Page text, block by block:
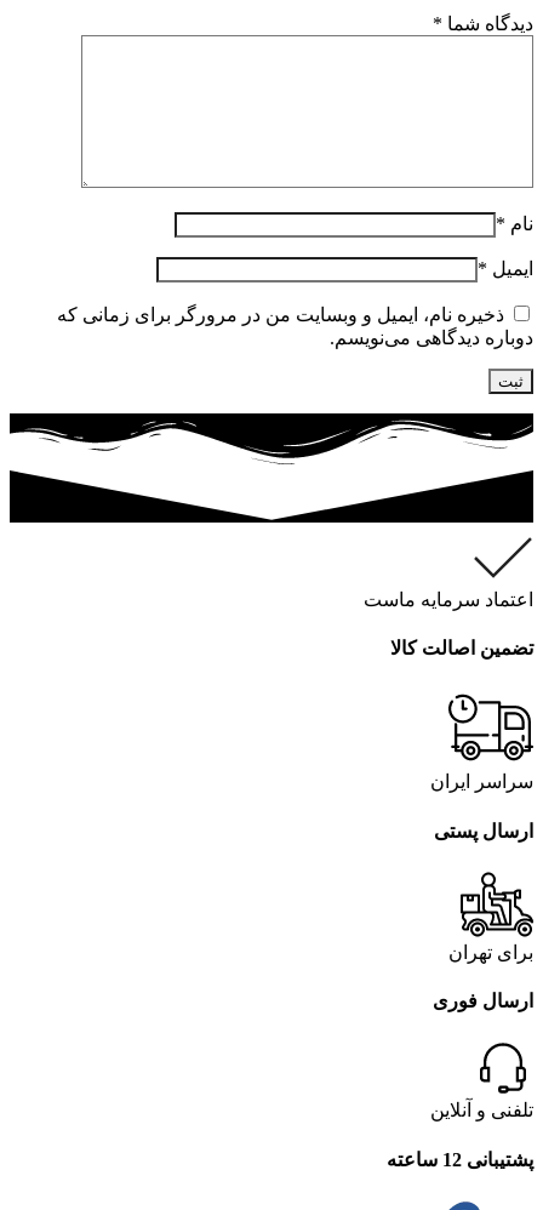
دیدگاه شما *
نام *
ایمیل *
ذخیره نام، ایمیل و وبسایت من در مرورگر برای زمانی که
دوباره دیدگاهی می‌نویسم.
اعتماد سرمایه ماست
تضمین اصالت کالا
سراسر ایران
ارسال پستی
برای تهران
ارسال فوری
تلفنی و آنلاین
پشتیبانی 12 ساعته